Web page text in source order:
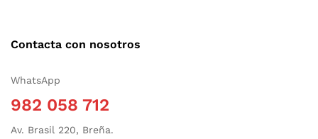
Contacta con nosotros
WhatsApp
982 058 712
Av. Brasil 220, Breña.